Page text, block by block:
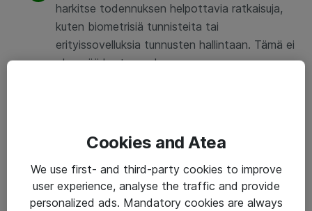
harkitse todennuksen helpottavia ratkaisuja,
kuten biometrisiä tunnisteita tai
erityissovelluksia tunnusten hallintaan. Tämä ei
ole enää kustannuskysymys.
päätelaitteesi ääreltä, lukitse näyttö jotta
kukaan ei voi käyttää laitettasi
kahvinhakureissusi aikana. Jos käytät USB-
muistitikkua tai ulkoista kovalevyä, huomioi
Cookies and Atea
We use first- and third-party cookies to improve
user experience, analyse the traffic and provide
personalized ads. Mandatory cookies are always